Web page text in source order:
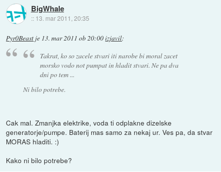
BigWhale
:: 13. mar 2011, 20:35
Pyr0Beast je 13. mar 2011 ob 20:00izjavil:
Takrat, ko so zacele stvari iti narobe bi moral zacet
morsko vodo not pumpat in hladit stvari. Ne pa dva
dni po tem ...
Ni bilo potrebe.
Cak mal. Zmanjka elektrike, voda ti odplakne dizelske
generatorje/pumpe. Baterij mas samo za nekaj ur. Ves pa, da stvar
MORAS hladiti. :)
Kako ni bilo potrebe?